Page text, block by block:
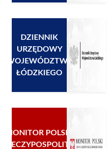
DZIENNIK
URZĘDOWY
WOJEWÓDZTWA
ŁÓDZKIEGO
MONITOR POLSKI
RZECZYPOSPOLITEJ